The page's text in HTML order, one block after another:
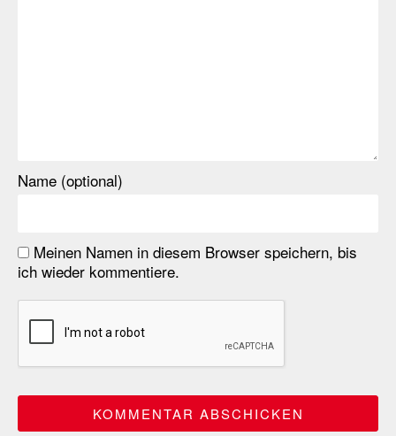
Name (optional)
Meinen Namen in diesem Browser speichern, bis
ich wieder kommentiere.